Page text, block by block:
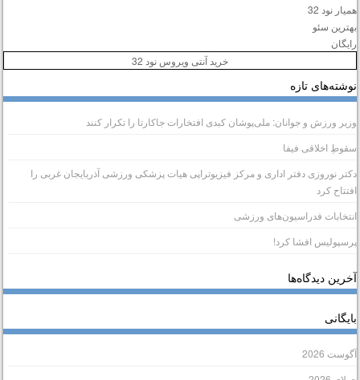
نود 32
سئو
خرید آنتی ویروس نود 32
تازه
ورزش و جوانان: ملی‌پوشان کبدی افتخارات جاکارتا را تکرار کنند
اخلاقی فیفا
نوروزی دفتر اداری و مرکز فیزیوتراپی هیات پزشکی ورزشی آذربایجان غربی را
کرد
فدراسیون‌های ورزشی
افشا کرد!
دیدگاه‌ها
2026